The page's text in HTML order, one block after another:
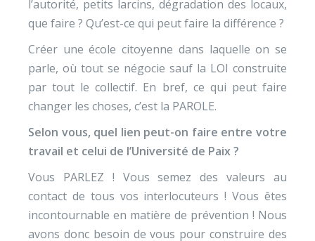
l’autorité, petits larcins, dégradation des locaux,
que faire ? Qu’est-ce qui peut faire la différence ?
Créer une école citoyenne dans laquelle on se
parle, où tout se négocie sauf la LOI construite
par tout le collectif. En bref, ce qui peut faire
changer les choses, c’est la PAROLE.
Selon vous, quel lien peut-on faire entre votre
travail et celui de l’Université de Paix ?
Vous PARLEZ ! Vous semez des valeurs au
contact de tous vos interlocuteurs ! Vous êtes
incontournable en matière de prévention ! Nous
avons donc besoin de vous pour construire des